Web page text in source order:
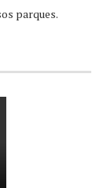
parques.